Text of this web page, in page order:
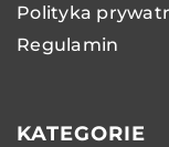
Polityka
Regulamin
KATEGORIE